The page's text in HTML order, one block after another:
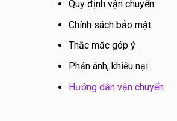
Quy định vận chuyển
Chính sách bảo mật
Thắc mắc góp ý
Phản ánh, khiếu nại
Hướng dẫn vận chuyển